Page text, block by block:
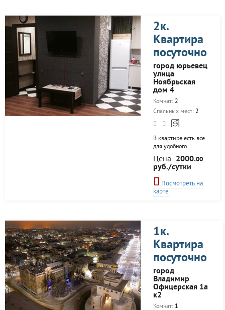
2к.
Квартира
посуточно
город юрьевец
улица
Ноябрьская
дом 4
Комнат: 2
Спальных мест: 2
В квартире есть все
для удобного
проживания 4х
человек. Квартира
удобно расположена
на трассе Москва -
Нижний Новгород.
По объездной дороге
Рядом находятся
супермаркет "Лента",
"Метро",
круглосуточный
магазин.
Цена 2000.00
руб./сутки
Посмотреть на
карте
1к.
Квартира
посуточно
город
Владимир
Офицерская 1а
к2
Комнат: 1